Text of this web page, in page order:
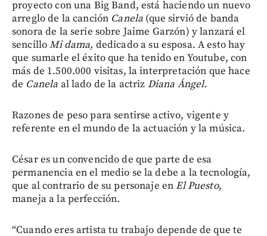
proyecto con una Big Band, está haciendo un nuevo
arreglo de la canción Canela (que sirvió de banda
sonora de la serie sobre Jaime Garzón) y lanzará el
sencilloMi dama, dedicado a su esposa. A esto hay
que sumarle el éxito que ha tenido en Youtube, con
más de 1.500.000 visitas, la interpretación que hace
de Canela al lado de la actriz Diana Ángel.
Razones de peso para sentirse activo, vigente y
referente en el mundo de la actuación y la música.
César es un convencido de que parte de esa
permanencia en el medio se la debe a la tecnología,
que al contrario de su personaje enEl Puesto,
maneja a la perfección.
“Cuando eres artista tu trabajo depende de que te